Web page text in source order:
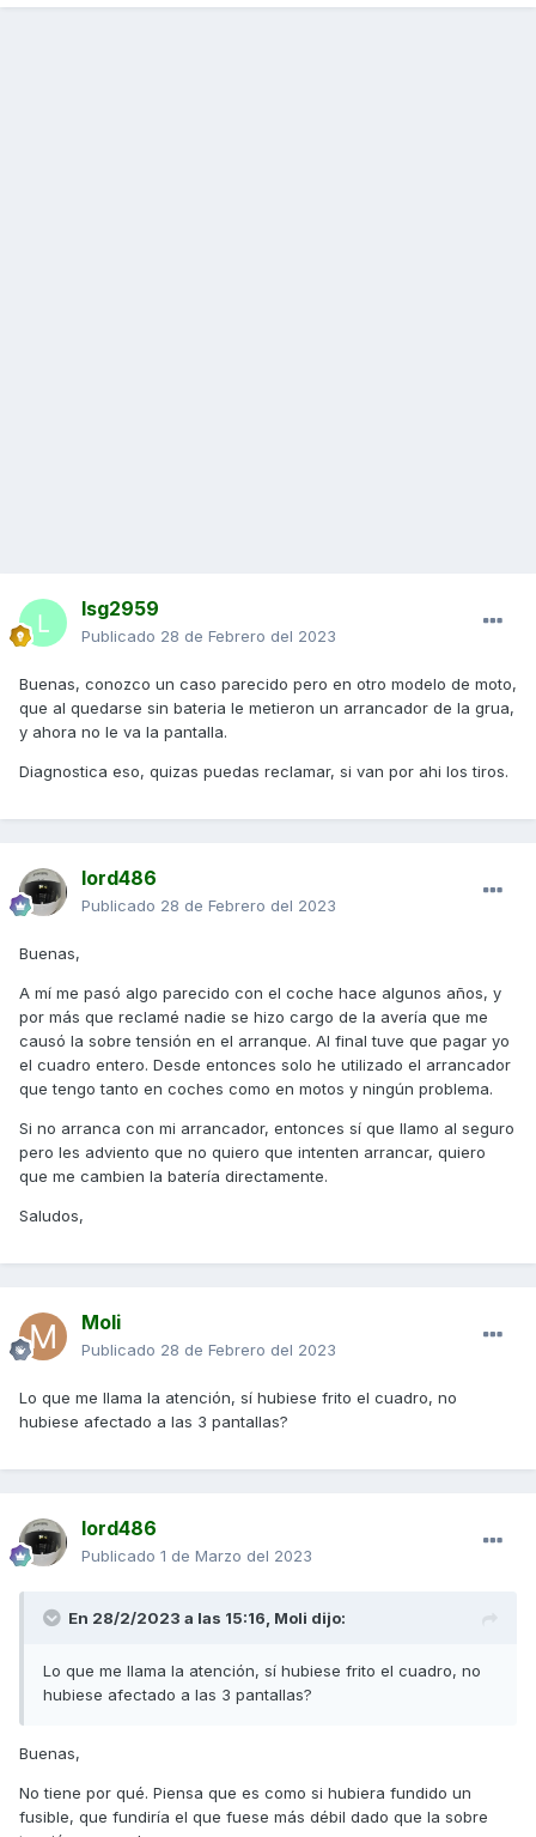
lsg2959
Publicado 28 de Febrero del 2023
Buenas, conozco un caso parecido pero en otro modelo de moto,
que al quedarse sin bateria le metieron un arrancador de la grua,
y ahora no le va la pantalla.
Diagnostica eso, quizas puedas reclamar, si van por ahi los tiros.
lord486
Publicado 28 de Febrero del 2023
Buenas,
A mí me pasó algo parecido con el coche hace algunos años, y
por más que reclamé nadie se hizo cargo de la avería que me
causó la sobre tensión en el arranque. Al final tuve que pagar yo
el cuadro entero. Desde entonces solo he utilizado el arrancador
que tengo tanto en coches como en motos y ningún problema.
Si no arranca con mi arrancador, entonces sí que llamo al seguro
pero les adviento que no quiero que intenten arrancar, quiero
que me cambien la batería directamente.
Saludos,
Moli
Publicado 28 de Febrero del 2023
Lo que me llama la atención, sí hubiese frito el cuadro, no
hubiese afectado a las 3 pantallas?
lord486
Publicado 1 de Marzo del 2023
En 28/2/2023 a las 15:16, Moli dijo:
Lo que me llama la atención, sí hubiese frito el cuadro, no
hubiese afectado a las 3 pantallas?
Buenas,
No tiene por qué. Piensa que es como si hubiera fundido un
fusible, que fundiría el que fuese más débil dado que la sobre